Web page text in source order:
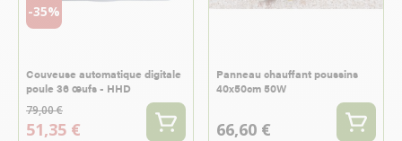
-35%
Couveuse automatique digitale
poule 36 œufs - HHD
79,00 €
51,35 €
Panneau chauffant poussins
40x50cm 50W
66,60 €